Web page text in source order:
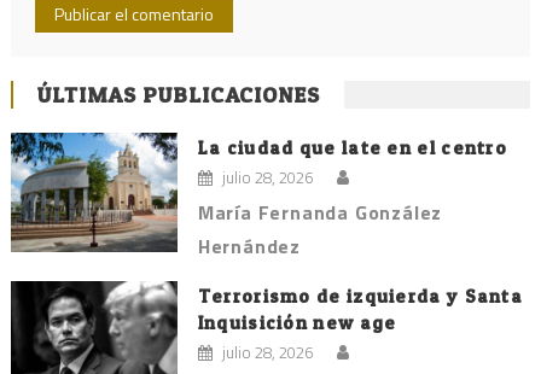
ÚLTIMAS PUBLICACIONES
La ciudad que late en el centro
julio 28, 2026
María Fernanda González
Hernández
Terrorismo de izquierda y Santa
Inquisición new age
julio 28, 2026